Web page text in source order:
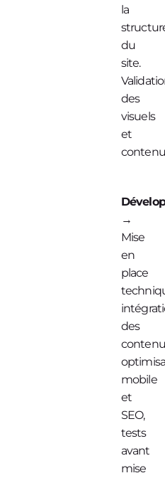
la
du
site.
des
visuels
et
→
Mise
en
place
des
mobile
et
SEO,
tests
avant
mise